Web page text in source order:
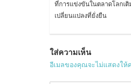
ที่การแข่งขันในตลาดโลกเ
เปลี่ยนแปลงที่ยั่งยืน
ใส่ความเห็น
อีเมลของคุณจะไม่แสดงให้